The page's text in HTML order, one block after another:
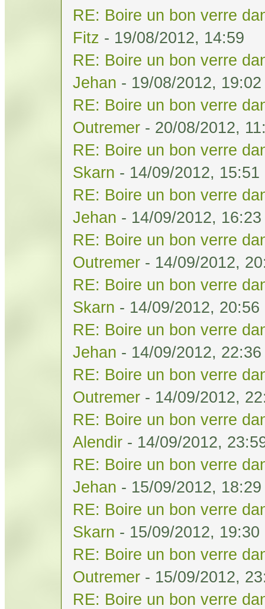
RE: Boire un bon verre
Fitz - 19/08/2012, 14:59
RE: Boire un bon verre
Jehan - 19/08/2012, 19:02
RE: Boire un bon verre
Outremer - 20/08/2012,
RE: Boire un bon verre
Skarn - 14/09/2012, 15:51
RE: Boire un bon verre
Jehan - 14/09/2012, 16:23
RE: Boire un bon verre
Outremer - 14/09/2012,
RE: Boire un bon verre
Skarn - 14/09/2012, 20:56
RE: Boire un bon verre
Jehan - 14/09/2012, 22:36
RE: Boire un bon verre
Outremer - 14/09/2012,
RE: Boire un bon verre
Alendir - 14/09/2012,
RE: Boire un bon verre
Jehan - 15/09/2012, 18:29
RE: Boire un bon verre
Skarn - 15/09/2012, 19:30
RE: Boire un bon verre
Outremer - 15/09/2012,
RE: Boire un bon verre